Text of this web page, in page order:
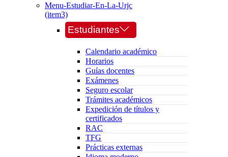
Menu-Estudiar-En-La-Urjc
(item3)
Estudiantes
Calendario académico
Horarios
Guías docentes
Exámenes
Seguro escolar
Trámites académicos
Expedición de títulos y
certificados
RAC
TFG
Prácticas externas